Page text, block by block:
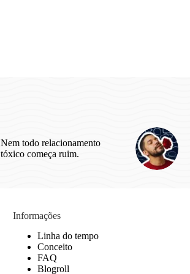
Nem todo relacionamento
tóxico começa ruim.
Informações
Linha do tempo
Conceito
FAQ
Blogroll